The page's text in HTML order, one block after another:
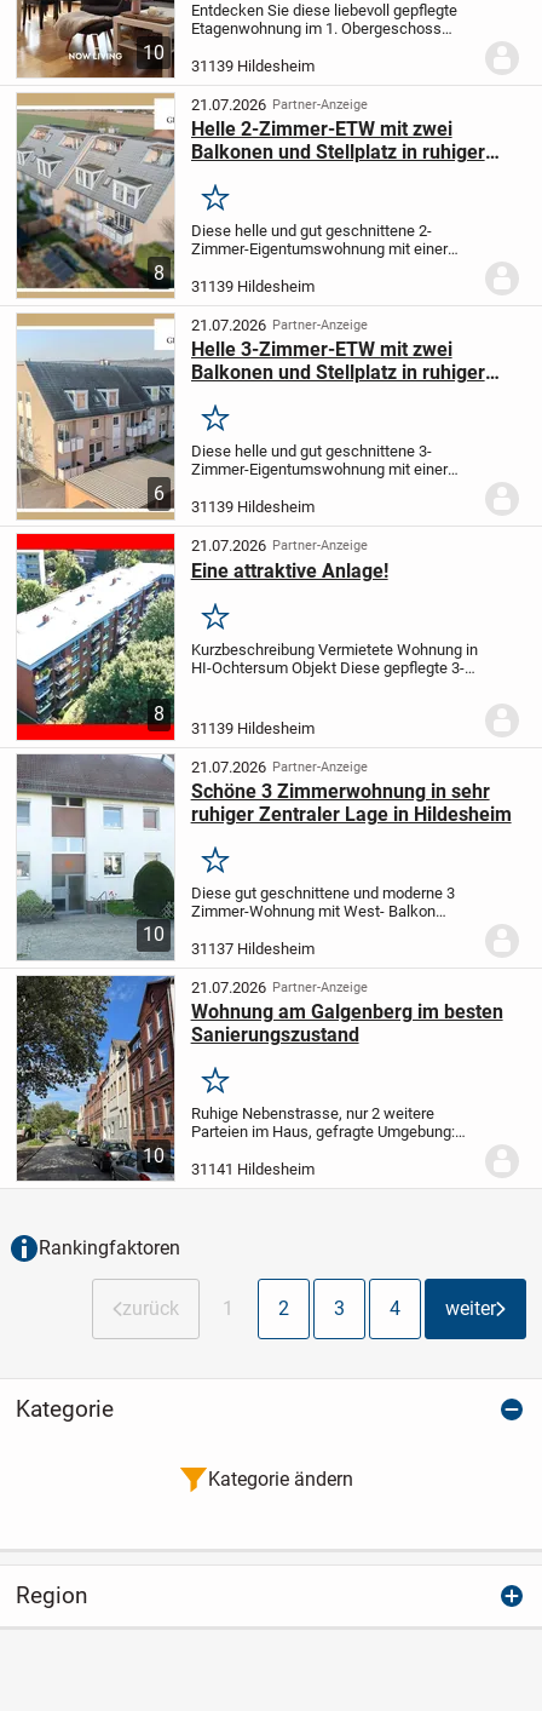
10
Entdecken Sie diese liebevoll gepflegte
Etagenwohnung im 1. Obergeschoss
nur drei Etagen - ein ideales Zuhause für
Paare, Familien oder alle, die Wert auf...
31139 Hildesheim
8
21.07.2026 Partner-Anzeige
Helle 2-Zimmer-ETW mit zwei
Balkonen und Stellplatz in ruhiger
Merken
Diese helle und gut geschnittene 2-
Zimmer-Eigentumswohnung mit einer
im 1. Obergeschoss eines gepflegten
Mehrfamilienhauses aus dem Baujahr
1994 in ruhiger...
31139 Hildesheim
6
21.07.2026 Partner-Anzeige
Helle 3-Zimmer-ETW mit zwei
Balkonen und Stellplatz in ruhiger
Merken
Diese helle und gut geschnittene 3-
Zimmer-Eigentumswohnung mit einer
im 1. Obergeschoss eines gepflegten
Mehrfamilienhauses aus dem Baujahr
1994 in ruhiger...
31139 Hildesheim
8
21.07.2026 Partner-Anzeige
Eine attraktive Anlage!
Merken
Kurzbeschreibung Vermietete Wohnung in
HI-Ochtersum Objekt Diese gepflegte 3-
Mehrfamilienhauses und erwartet Sie in
beliebter Wohnlage...
31139 Hildesheim
10
21.07.2026 Partner-Anzeige
Schöne 3 Zimmerwohnung in sehr
ruhiger Zentraler Lage in Hildesheim
Merken
Diese gut geschnittene und moderne 3
Zimmer-Wohnung mit West- Balkon
zentraler Wohnlage von Hildesheim-
Himmelstür in der ersten Etage eines
kleinen Mehrfamilien-Hau...
31137 Hildesheim
10
21.07.2026 Partner-Anzeige
Wohnung am Galgenberg im besten
Sanierungszustand
Merken
Ruhige Nebenstrasse, nur 2 weitere
Parteien im Haus, gefragte Umgebung:
Wohnen. Zusätzlichen Mehrwert bietet
der große Balkon (ca. 17 m²) mit neuer
31141 Hildesheim
Rankingfaktoren
zurück 1 2 3 4 weiter
Kategorie
Kategorie ändern
Region